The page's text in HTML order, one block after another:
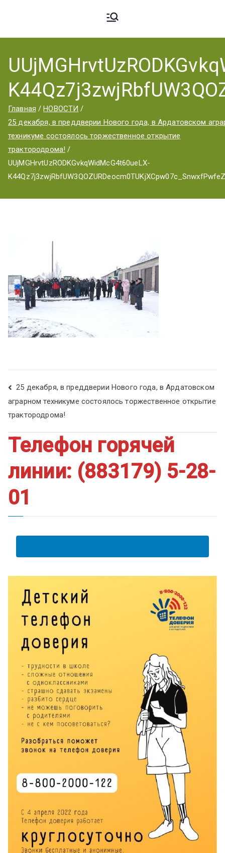
Ардато
вский
Аграрн
ый
Техник
аграрный
техникум».
Главная
НОВОСТИ
25 декабря, в преддверии Нового года, в Ардатовском
техникуме состоялось торжественное открытие
трактородрома!
UUjMGHrvtUzRODKGvkqWidMcG4t60ueLX-
25 декабря, в преддверии Нового года, в Ардатовском
аграрном техникуме состоялось торжественное открытие
трактородрома!
Телефон горячей
линии: (883179) 5-28-
01